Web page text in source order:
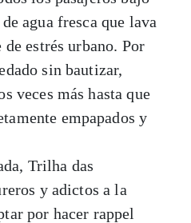
agua fresca que lava
estrés urbano. Por
sin bautizar,
veces más hasta que
empapados y
Trilha das
y adictos a la
por hacer rappel